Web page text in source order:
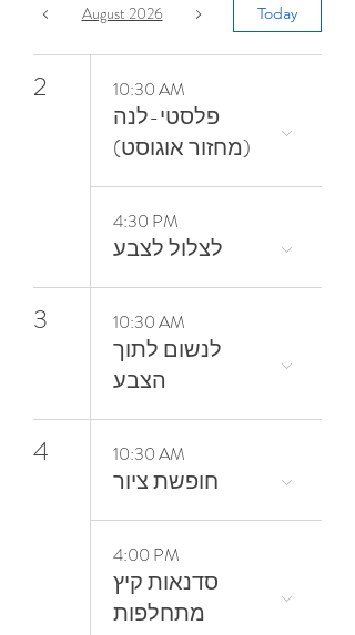
August 2026 Today
2 10:30 AM
פלסטי-לנה
(מחזור אוגוסט)
4:30 PM
3 10:30 AM
‬הצבע
4 10:30 AM
חופשת ציור
4:00 PM
סדנאות קיץ
מתחלפות